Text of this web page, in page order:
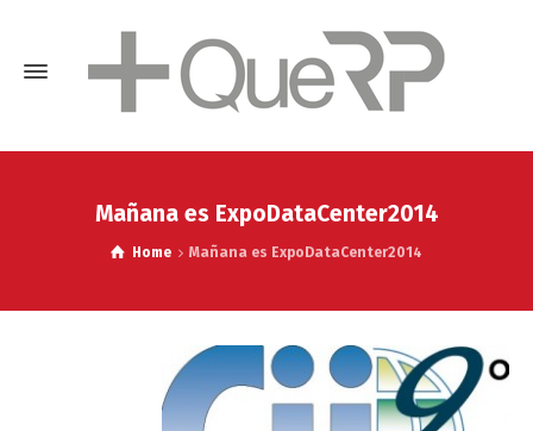
Mañana es ExpoDataCenter2014
Home Mañana es ExpoDataCenter2014